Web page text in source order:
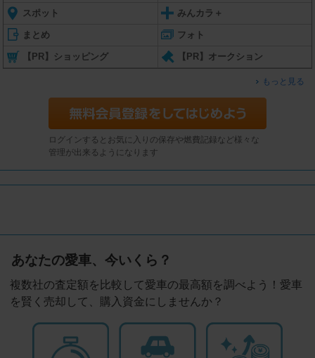
スポット みんカラ＋
まとめ フォト
【PR】ショッピング 【PR】オークション
もっと見る
ログインするとお気に入りの保存や燃費記録など様々な
管理が出来るようになります
あなたの愛車、今いくら？
複数社の査定額を比較して愛車の最高額を調べよう！愛車
を賢く売却して、購入資金にしませんか？